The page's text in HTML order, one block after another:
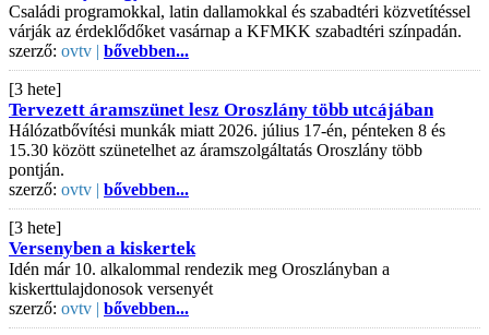
Családi programokkal, latin dallamokkal és szabadtéri közvetítéssel
várják az érdeklődőket vasárnap a KFMKK szabadtéri színpadán.
szerző: ovtv | bővebben...
[3 hete]
Tervezett áramszünet lesz Oroszlány több utcájában
Hálózatbővítési munkák miatt 2026. július 17-én, pénteken 8 és
15.30 között szünetelhet az áramszolgáltatás Oroszlány több
pontján.
szerző: ovtv | bővebben...
[3 hete]
Versenyben a kiskertek
Idén már 10. alkalommal rendezik meg Oroszlányban a
kiskerttulajdonosok versenyét
szerző: ovtv | bővebben...